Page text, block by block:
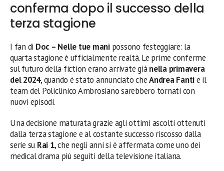
conferma dopo il successo della
terza stagione
I fan di Doc – Nelle tue manipossono festeggiare: la
quarta stagione è ufficialmente realtà. Le prime conferme
sul futuro della fiction erano arrivate giànella primavera
del 2024, quando è stato annunciato cheAndrea Fantie il
team del Policlinico Ambrosiano sarebbero tornati con
nuovi episodi.
Una decisione maturata grazie agli ottimi ascolti ottenuti
dalla terza stagione e al costante successo riscosso dalla
serie su Rai 1, che negli anni si è affermata come uno dei
medical drama più seguiti della televisione italiana.